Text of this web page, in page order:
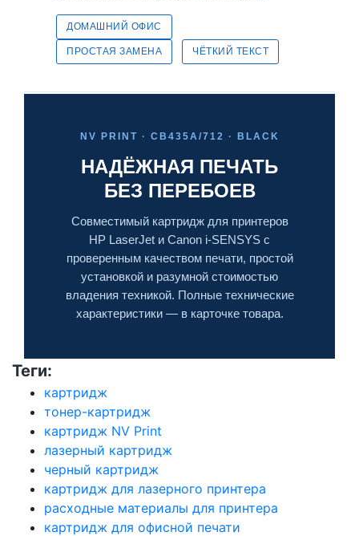
ДОМАШНИЙ ОФИС
ПРОСТАЯ ЗАМЕНА ЧЁТКИЙ ТЕКСТ
NV PRINT · CB435A/712 · BLACK
НАДЁЖНАЯ ПЕЧАТЬ
БЕЗ ПЕРЕБОЕВ
Совместимый картридж для принтеров
HP LaserJet и Canon i-SENSYS с
проверенным качеством печати, простой
установкой и разумной стоимостью
владения техникой. Полные технические
характеристики — в карточке товара.
Теги:
картридж
тонер-картридж
картридж NV Print
лазерный картридж
черный картридж
картридж для лазерного принтера
расходные материалы для принтера
картридж для офисной печати